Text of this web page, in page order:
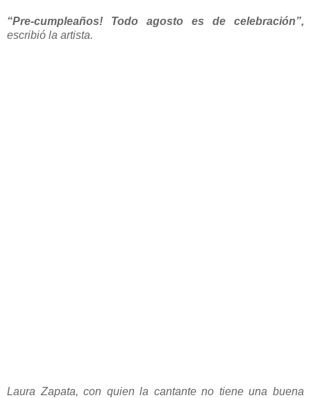
“Pre-cumpleaños! Todo agosto es de celebración”,
escribió la artista.
Laura Zapata, con quien la cantante no tiene una buena